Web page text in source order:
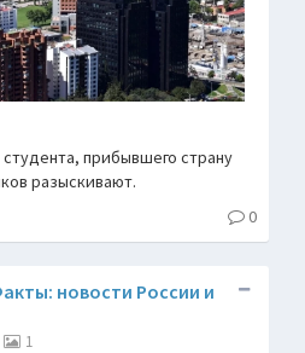
прибывшего страну
разыскивают.
0
новости России и
1